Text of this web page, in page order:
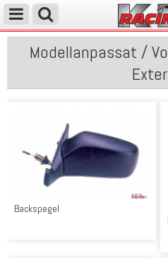
Modellanpassat /
Backspegel